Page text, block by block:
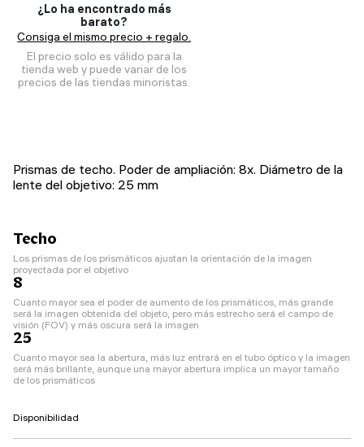
¿Lo ha encontrado más
barato?
Consiga el mismo precio + regalo.
El precio solo es válido para la
tienda web y puede variar de los
precios de las tiendas minoristas.
Prismas de techo. Poder de ampliación: 8x. Diámetro de la
lente del objetivo: 25 mm
Techo
Los prismas de los prismáticos ajustan la orientación de la imagen
proyectada por el objetivo
8
Cuanto mayor sea el poder de aumento de los prismáticos, más grande
será la imagen obtenida del objeto, pero más estrecho será el campo de
visión (FOV) y más oscura será la imagen
25
Cuanto mayor sea la abertura, más luz entrará en el tubo óptico y la imagen
será más brillante, aunque una mayor abertura implica un mayor tamaño
de los prismáticos
Disponibilidad